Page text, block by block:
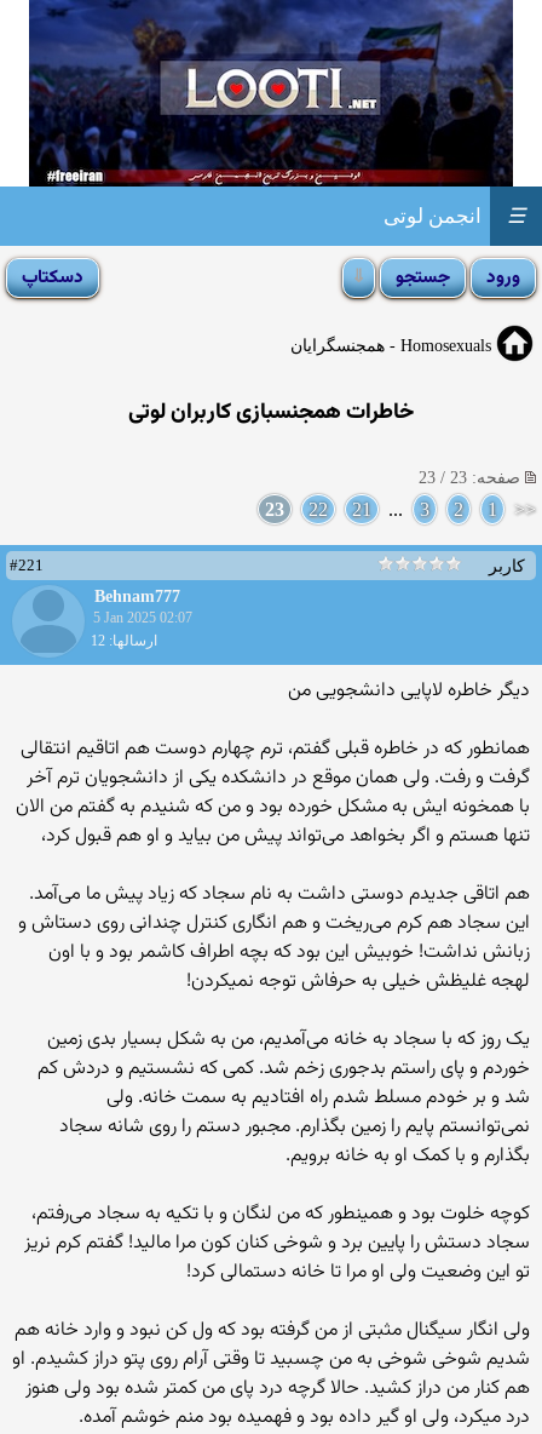
انجمن لوتی ☰
Homosexuals - همجنسگرایان
خاطرات همجنسبازی کاربران لوتی
صفحه: 23 / 23
<<
1
2
3
...
21
22
23
کاربر
#221
Behnam777
5 Jan 2025 02:07
ارسالها: 12
دیگر خاطره لاپایی دانشجویی من
همانطور که در خاطره قبلی گفتم، ترم چهارم دوست هم اتاقیم انتقالی
گرفت و رفت. ولی همان موقع در دانشکده یکی از دانشجویان ترم آخر
با همخونه ایش به مشکل خورده بود و من که شنیدم به گفتم من الان
تنها هستم و اگر بخواهد می‌تواند پیش من بیاید و او هم قبول کرد،
هم اتاقی جدیدم دوستی داشت به نام سجاد که زیاد پیش ما می‌آمد.
این سجاد هم کرم می‌ریخت و هم انگاری کنترل چندانی روی دستاش و
زبانش نداشت! خوبیش این بود که بچه اطراف کاشمر بود و با اون
لهجه غلیظش خیلی به حرفاش توجه نمیکردن!
یک روز که با سجاد به خانه می‌آمدیم، من به شکل بسیار بدی زمین
خوردم و پای راستم بدجوری زخم شد. کمی که نشستيم و دردش کم
شد و بر خودم مسلط شدم‌ راه افتادیم به سمت خانه. ولی
نمی‌توانستم پايم را زمین بگذارم. مجبور دستم را روی شانه‌ سجاد
بگذارم و با کمک او به خانه برویم.
کوچه خلوت بود و همینطور که من لنگان و با تکیه به سجاد می‌رفتم،
سجاد دستش را پایین برد و شوخی کنان کون مرا مالید! گفتم کرم نریز
تو این وضعيت ولی او مرا تا خانه دستمالی کرد!
ولی انگار سیگنال مثبتی از من گرفته بود که ول کن نبود و وارد خانه هم
شدیم شوخی شوخی به من چسبید تا وقتی آرام روی پتو دراز کشیدم. او
هم کنار من دراز کشید. حالا گرچه درد پای من کمتر شده بود ولی هنوز
درد میکرد، ولی او گیر داده بود و فهمیده بود منم خوشم آمده.